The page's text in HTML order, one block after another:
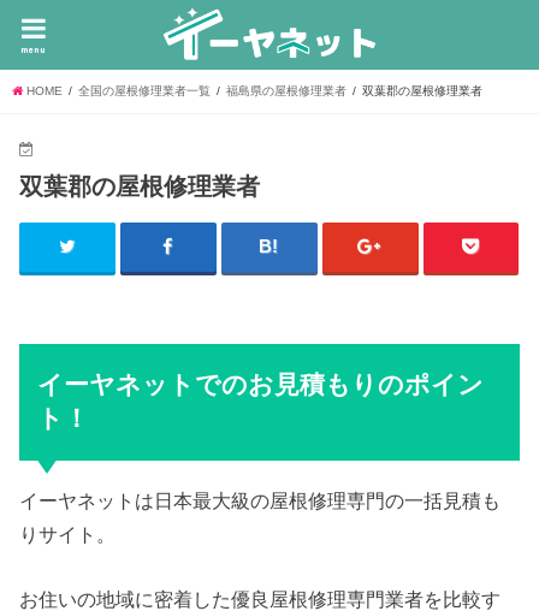
menu
HOME 全国の屋根修理業者一覧 福島県の屋根修理業者 双葉郡の屋根修理業者
双葉郡の屋根修理業者
イーヤネットでのお見積もりのポイン
ト！
イーヤネットは日本最大級の屋根修理専門の一括見積も
りサイト。
お住いの地域に密着した優良屋根修理専門業者を比較す